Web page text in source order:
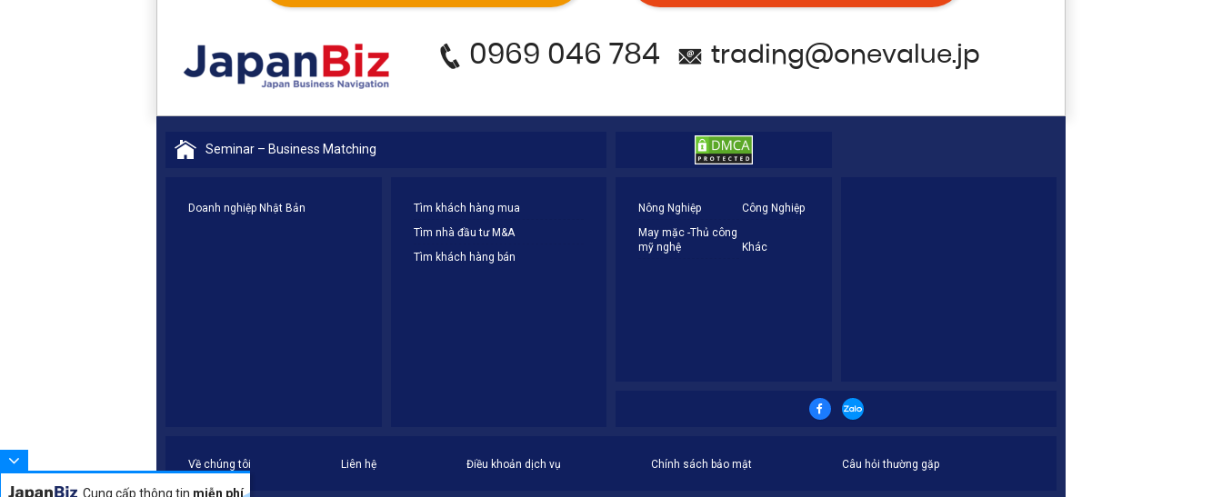
0969 046 784 trading@onevalue.jp
Seminar – Business Matching
Doanh nghiệp Nhật Bản
Tìm khách hàng mua
Tìm nhà đầu tư M&A
Tìm khách hàng bán
Nông Nghiệp
Công Nghiệp
May mặc -Thủ công
mỹ nghệ
Khác
Về chúng tôi Liên hệ Điều khoản dịch vụ Chính sách bảo mật Câu hỏi thường gặp
Cung cấp thông tin miễn phí